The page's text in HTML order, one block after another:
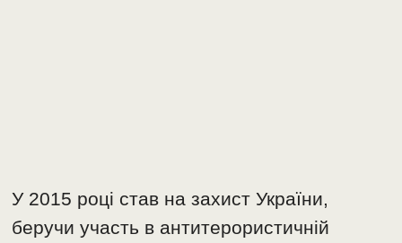
У 2015 році став на захист України,
беручи участь в антитерористичній